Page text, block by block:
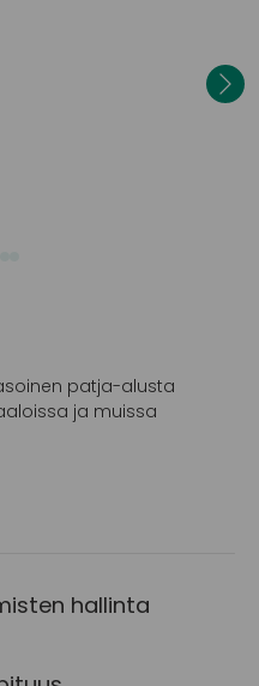
patja-alusta
ja muissa
hallinta